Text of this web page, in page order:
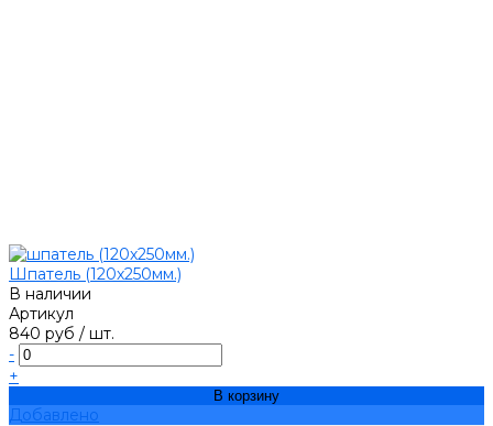
Шпатель (120х250мм.)
В наличии
Артикул
840 руб / шт.
-
+
В корзину
Добавлено